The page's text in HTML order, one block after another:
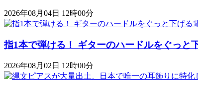
2026年08月04日 12時00分
指1本で弾ける！ ギターのハードルをぐっと
2026年08月02日 12時00分